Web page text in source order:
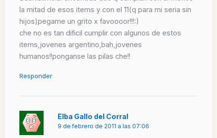
la mitad de esos items y con el 11(q para mi seria sin
hijos)pegame un grito x favoooor!!!:)
che no es tan dificil cumplir con algunos de estos
items,jovenes argentino,bah,jovenes
humanos!!ponganse las pilas che!!
Responder
Elba Gallo del Corral
9 de febrero de 2011 a las 07:06